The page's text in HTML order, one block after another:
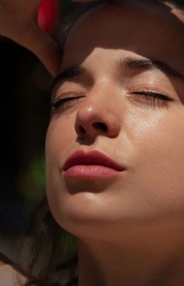
LOA THE
SPRAY ロア
UVスプレー
ンシュ）
通常価格
¥4,400
LOA THE
SPRAY ロア
UVスプレー
tea (ネロリ
通常価格
¥4,400
V3 ボディ プ
ンスクリーン
通常価格
¥5,500
ィングオイル